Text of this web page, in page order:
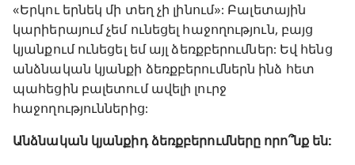
«Երկու երնեկ մի տեղ չի լինում»: Բալետային
կարիերայում չեմ ունեցել հաջողություն, բայց
կյանքում ունեցել եմ այլ ձեռքբերումներ: Եվ հենց
անձնական կյանքի ձեռքբերումներն ինձ հետ
պահեցին բալետում ավելի լուրջ
հաջողություններից:
Անձնական կյանքիդ ձեռքբերումները որո՞նք են: